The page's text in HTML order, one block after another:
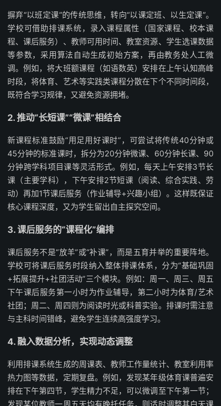
摒弃“以班定课”的传统思维，转向“以课定班、以生定课”。
学校可借助排课系统，录入课程属性（国家课程、校本课
程、课后服务）、教师可用时间、教室资源、学生选课数据
等参数，采用算法自动生成初始方案，再由教务处人工微
调。例如，将大班额课程（如语数英）安排在上午认知高峰
时段，将体育、艺术等实践类课程分散在下个不同时间段，
既符合学习规律，又避免资源拥堵。
2. 推动“长短课”“微课”相结合
新课程标准鼓励“用足用好课时”，可尝试将传统40分钟或
45分钟的标准课时，拆分为20分钟微课、60分钟长课、90
分钟跨学科项目课等灵活形式。例如，每天上午安排3节长
课（主要学科），下午安排2节短课（阅读、综合实践、劳
动）再加1节课后服务（作业辅导+兴趣小组）。这样既保证
核心课程深度，又为学生留出自主探究空间。
3. 课后服务的“课程化”编排
课后服务不是“放羊”或“补课”，而是五育并举的重要阵地。
学校可将课后服务时段纳入整体排课体系，分为“基础巩固
+拓展提升+社团活动”三个模块。例如：周一、周三、周五
下午课后服务第一小时为作业辅导，第二小时为体育/艺术
社团；周二、周四则为阅读时光或科普实验。排课时需注意
与主科时间错峰，避免学生连续高强度学习。
4. 融入数据分析，实现动态调整
利用排课系统生成的周课表、教师工作量统计、教室利用率
热力图等数据，定期复盘。例如，发现某年级体育课普遍安
排在下午第四节，学生精力不足，可以微调至下午第一节；
发现某位教师一周五天均有晚托任务，则适时调整其白天课